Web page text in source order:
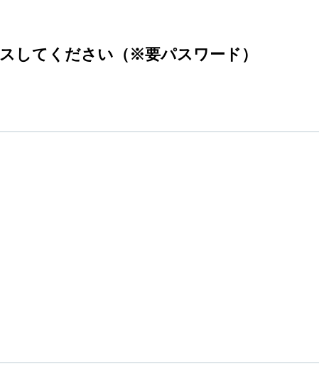
してください（※要パスワード）